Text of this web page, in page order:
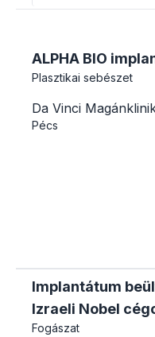
ALPHA BIO
Plasztikai sebészet
Da Vinci
Pécs
Implantátum
Izraeli Nobel
Fogászat